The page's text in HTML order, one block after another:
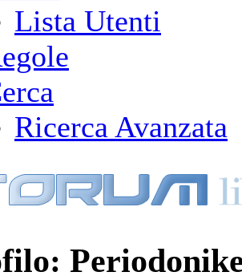
Lista Utenti
Ricerca Avanzata